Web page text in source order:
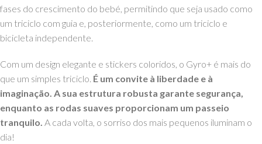
fases do crescimento do bebé, permitindo que seja usado como
um triciclo com guia e, posteriormente, como um triciclo e
bicicleta independente.
Com um design elegante e stickers coloridos, o Gyro+ é mais do
que um simples triciclo. É um convite à liberdade e à
imaginação. A sua estrutura robusta garante segurança,
enquanto as rodas suaves proporcionam um passeio
tranquilo. A cada volta, o sorriso dos mais pequenos iluminam o
dia!